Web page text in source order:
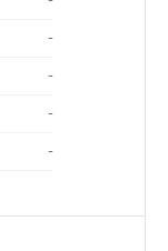
-
-
-
-